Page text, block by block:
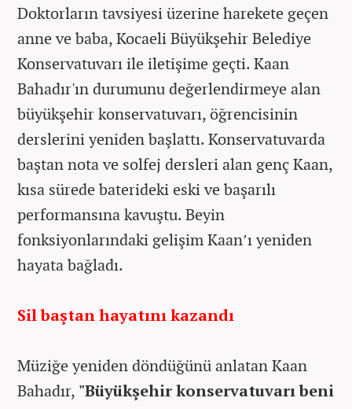
Doktorların tavsiyesi üzerine harekete geçen
anne ve baba, Kocaeli Büyükşehir Belediye
Konservatuvarı ile iletişime geçti. Kaan
Bahadır'ın durumunu değerlendirmeye alan
büyükşehir konservatuvarı, öğrencisinin
derslerini yeniden başlattı. Konservatuvarda
baştan nota ve solfej dersleri alan genç Kaan,
kısa sürede baterideki eski ve başarılı
performansına kavuştu. Beyin
fonksiyonlarındaki gelişim Kaan’ı yeniden
hayata bağladı.
Sil baştan hayatını kazandı
Müziğe yeniden döndüğünü anlatan Kaan
Bahadır, "Büyükşehir konservatuvarı beni